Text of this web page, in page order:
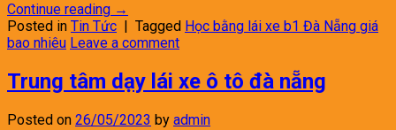
Continue reading →
Posted in Tin Tức | Tagged Học bằng lái xe b1 Đà Nẵng giá
bao nhiêu Leave a comment
Trung tâm dạy lái xe ô tô đà nẵng
Posted on 26/05/2023 by admin